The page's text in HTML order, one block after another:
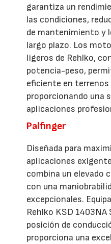
garantiza un
las condiciones,
de mantenimiento y
largo plazo. Los
ligeros de Rehlko,
potencia-peso,
eficiente en
proporcionando una
aplicaciones
Palfinger
Diseñada para
aplicaciones
combina un elevado
con una
excepcionales.
Rehlko KSD 1403NA
posición de
proporciona una